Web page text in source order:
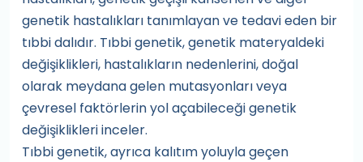
genetik hastalıkları tanımlayan ve tedavi eden bir
tıbbi dalıdır. Tıbbi genetik, genetik materyaldeki
değişiklikleri, hastalıkların nedenlerini, doğal
olarak meydana gelen mutasyonları veya
çevresel faktörlerin yol açabileceği genetik
değişiklikleri inceler.
Tıbbi genetik, ayrıca kalıtım yoluyla geçen